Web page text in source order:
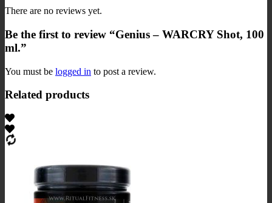
There are no reviews yet.
Be the first to review “Genius – WARCRY Shot, 100
ml.”
You must be logged in to post a review.
Related products